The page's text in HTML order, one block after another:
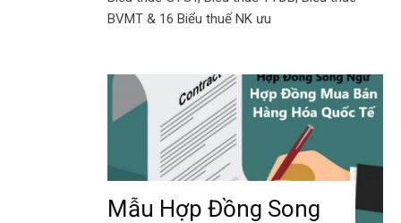
BVMT & 16 Biểu thuế NK ưu
Mẫu Hợp Đồng Song